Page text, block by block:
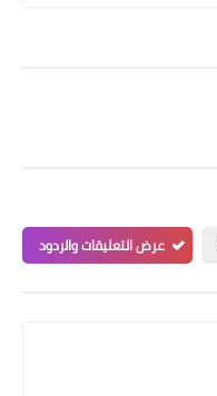
عرض التعليقات والردود